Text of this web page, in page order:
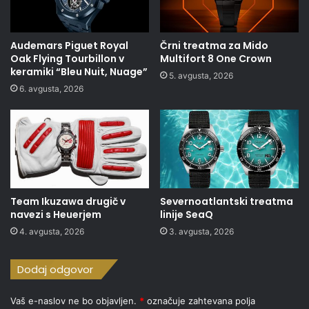
Audemars Piguet Royal
Oak Flying Tourbillon v
keramiki “Bleu Nuit, Nuage”
6. avgusta, 2026
Črni treatma za Mido
Multifort 8 One Crown
5. avgusta, 2026
Team Ikuzawa drugič v
navezi s Heuerjem
4. avgusta, 2026
Severnoatlantski treatma
linije SeaQ
3. avgusta, 2026
Dodaj odgovor
Vaš e-naslov ne bo objavljen. * označuje zahtevana polja